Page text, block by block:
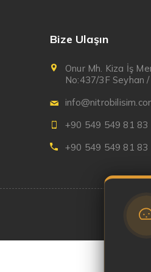
Bize Ulaşın
Onur Mh. Kiza İş
No:437/3F Seyhan
+90 549 549 81 83
+90 549 549 81 83